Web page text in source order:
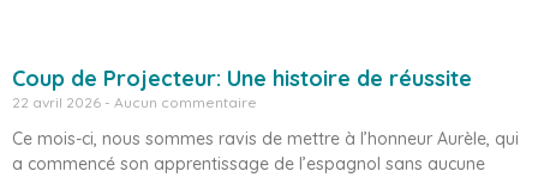
Coup de Projecteur: Une histoire de réussite
22 avril 2026 Aucun commentaire
Ce mois-ci, nous sommes ravis de mettre à l’honneur Aurèle, qui
a commencé son apprentissage de l’espagnol sans aucune